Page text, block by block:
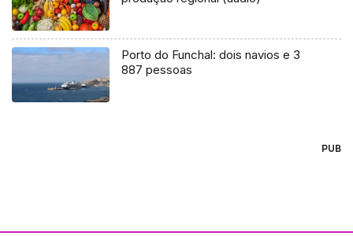
Porto do Funchal: dois navios e 3
887 pessoas
PUB